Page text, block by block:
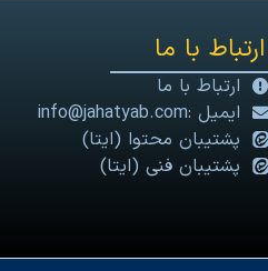
ارتباط با ما
ارتباط با ما
ایمیل :info@jahatyab.com
پشتیبان محتوا (ایتا)
پشتیبان فنی (ایتا)